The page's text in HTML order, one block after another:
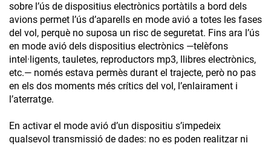
sobre l’ús de dispositius electrònics portàtils a bord dels
avions permet l’ús d’aparells en mode avió a totes les fases
del vol, perquè no suposa un risc de seguretat. Fins ara l’ús
en mode avió dels dispositius electrònics —telèfons
intel·ligents, tauletes, reproductors mp3, llibres electrònics,
etc.— només estava permès durant el trajecte, però no pas
en els dos moments més crítics del vol, l’enlairament i
l’aterratge.
En activar el mode avió d’un dispositiu s’impedeix
qualsevol transmissió de dades: no es poden realitzar ni